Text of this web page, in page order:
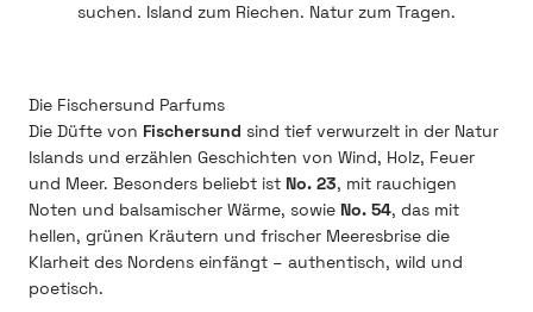
suchen. Island zum Riechen. Natur zum Tragen.
Die Düfte von Fischersund sind tief verwurzelt in der Natur
Islands und erzählen Geschichten von Wind, Holz, Feuer
und Meer. Besonders beliebt ist No. 23, mit rauchigen
Noten und balsamischer Wärme, sowie No. 54, das mit
hellen, grünen Kräutern und frischer Meeresbrise die
Klarheit des Nordens einfängt – authentisch, wild und
poetisch.